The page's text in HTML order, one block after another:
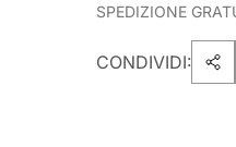
SPEDIZIONE
CONDIVIDI: